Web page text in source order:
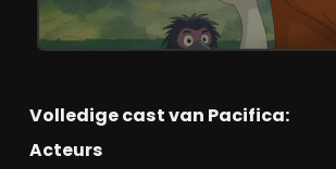
Volledige cast van Pacifica:
Acteurs